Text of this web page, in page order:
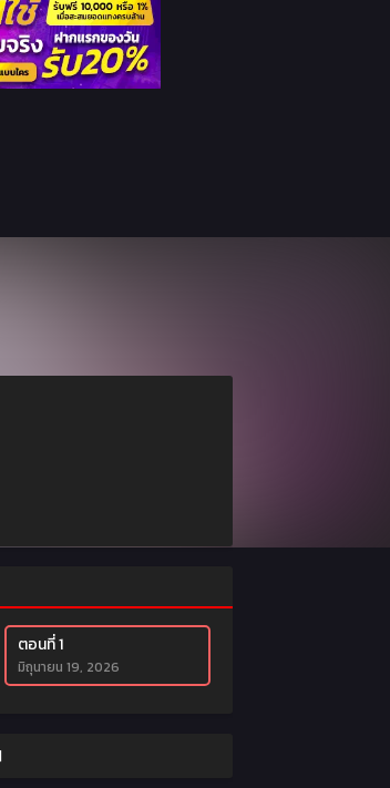
ตอนที่ 1
มิถุนายน 19, 2026